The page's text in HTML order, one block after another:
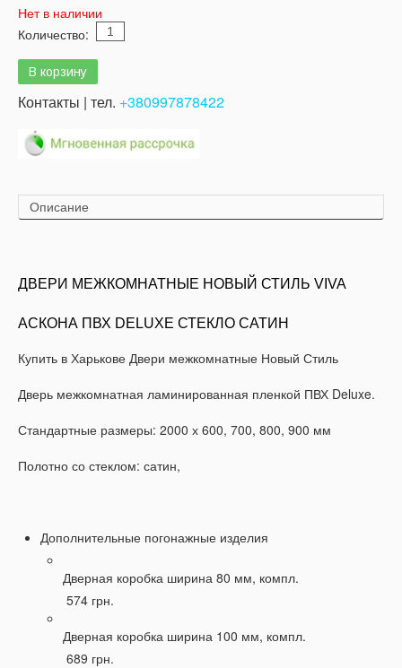
Нет в наличии
Количество:
Контакты | тел. +380997878422
Описание
ДВЕРИ МЕЖКОМНАТНЫЕ НОВЫЙ СТИЛЬ VIVA
АСКОНА ПВХ DELUXE СТЕКЛО САТИН
Купить в Харькове Двери межкомнатные Новый Стиль
Дверь межкомнатная ламинированная пленкой ПВХ Deluxe.
Стандартные размеры: 2000 х 600, 700, 800, 900 мм
Полотно со стеклом: сатин,
Дополнительные погонажные изделия
Дверная коробка ширина 80 мм, компл.
574 грн.
Дверная коробка ширина 100 мм, компл.
689 грн.